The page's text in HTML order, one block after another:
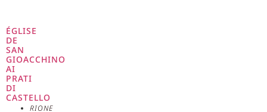
pour son élégant mélange de
bâtiments historiques et
modernes, de boutiques de haute
ÉGLISE
DE
SAN
GIOACCHINO
AI
PRATI
DI
CASTELLO
RIONE